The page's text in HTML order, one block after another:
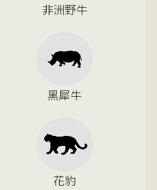
非洲野牛
黑犀牛
花豹